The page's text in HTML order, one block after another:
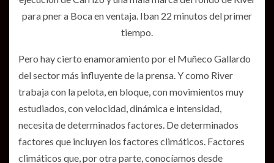
para pner a Boca en ventaja. Iban 22 minutos del primer
tiempo.
Pero hay cierto enamoramiento por el Muñeco Gallardo
del sector más influyente de la prensa. Y como River
trabaja con la pelota, en bloque, con movimientos muy
estudiados, con velocidad, dinámica e intensidad,
necesita de determinados factores. De determinados
factores que incluyen los factores climáticos. Factores
climáticos que, por otra parte, conocíamos desde